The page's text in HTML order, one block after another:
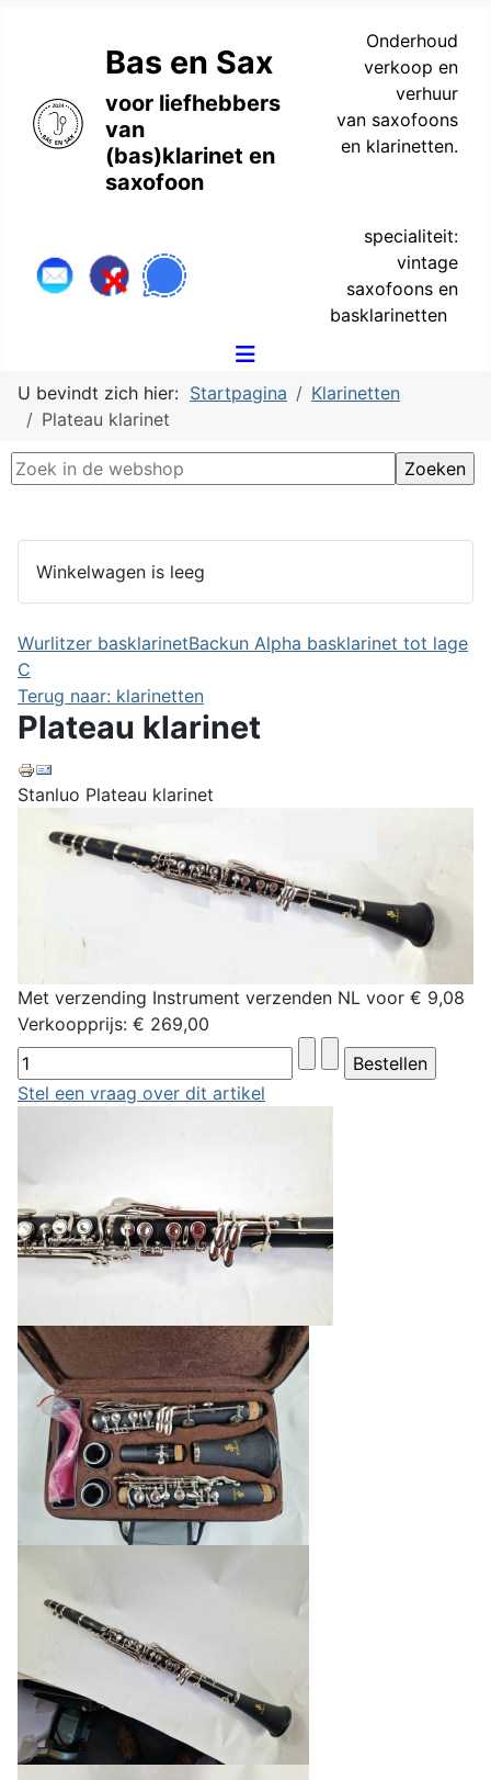
Bas en Sax
voor liefhebbers
van
(bas)klarinet en
saxofoon
Onderhoud
verkoop en
verhuur
van saxofoons
en klarinetten.
specialiteit:
vintage
saxofoons en
basklarinetten
U bevindt zich hier: Startpagina
Klarinetten
Plateau klarinet
Winkelwagen is leeg
Wurlitzer basklarinetBackun Alpha basklarinet tot lage
C
Terug naar: klarinetten
Plateau klarinet
Stanluo Plateau klarinet
Met verzending Instrument verzenden NL voor € 9,08
Verkoopprijs: € 269,00
Stel een vraag over dit artikel